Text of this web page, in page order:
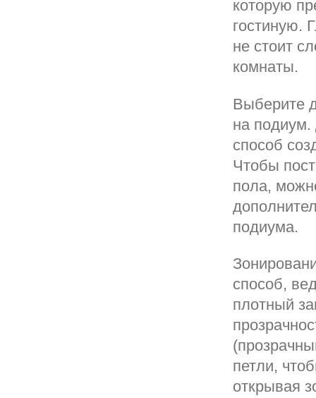
которую
гостиную.
не стоит
комнаты.
Выберите
на
способ
Чтобы
пола,
подиума.
способ,
плотный
петли,
открывая